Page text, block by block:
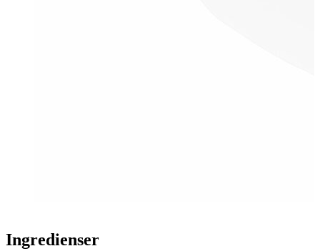
Ingredienser